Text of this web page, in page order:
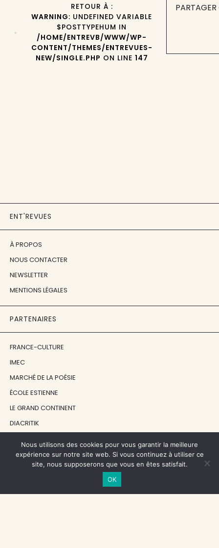
RETOUR À :
WARNING: UNDEFINED VARIABLE
$POSTTYPEHUM IN
/HOME/ENTREVB/WWW/WP-
CONTENT/THEMES/ENTREVUES-
NEW/SINGLE.PHP ON LINE 147
ENT'REVUES
À PROPOS
NOUS CONTACTER
NEWSLETTER
MENTIONS LÉGALES
PARTENAIRES
FRANCE-CULTURE
IMEC
MARCHÉ DE LA POÉSIE
ÉCOLE ESTIENNE
LE GRAND CONTINENT
DIACRITIK
NOS SOUTIENS
CENTRE NATIONAL DU LIVRE
Nous utilisons des cookies pour vous garantir la meilleure
expérience sur notre site web. Si vous continuez à utiliser ce
site, nous supposerons que vous en êtes satisfait.
OK